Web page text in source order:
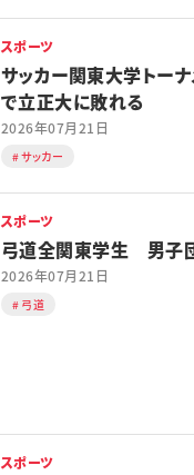
スポーツ
サッカー関東大学トー
で立正大に敗れる
2026年07月21日
サッカー
スポーツ
弓道全関東学生 男子
2026年07月21日
弓道
スポーツ